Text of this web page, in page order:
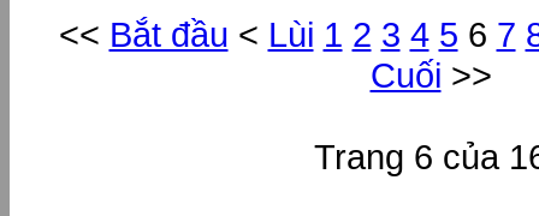
<< Bắt đầu < Lùi 1 2 3 4 5 6 7
Cuối >>
Trang 6 của